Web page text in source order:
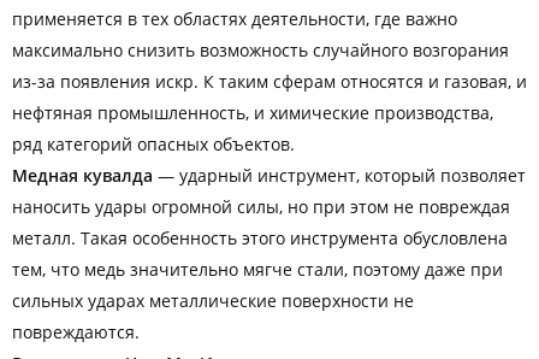
применяется в тех областях деятельности, где важно
максимально снизить возможность случайного возгорания
из-за появления искр. К таким сферам относятся и газовая, и
нефтяная промышленность, и химические производства,
ряд категорий опасных объектов.
Медная кувалда — ударный инструмент, который позволяет
наносить удары огромной силы, но при этом не повреждая
металл. Такая особенность этого инструмента обусловлена
тем, что медь значительно мягче стали, поэтому даже при
сильных ударах металлические поверхности не
повреждаются.